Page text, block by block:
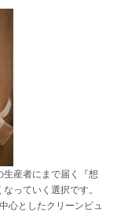
産者にまで届く『想
っていく選択です。
心としたクリーンビュ